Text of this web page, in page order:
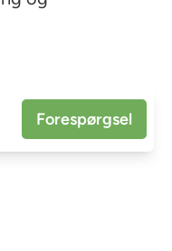
Forespørgsel